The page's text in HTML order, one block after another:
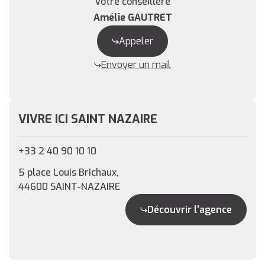
Amélie GAUTRET
Appeler
Envoyer un mail
VIVRE ICI SAINT NAZAIRE
+33 2 40 90 10 10
5 place Louis Brichaux,
44600 SAINT-NAZAIRE
Découvrir l'agence